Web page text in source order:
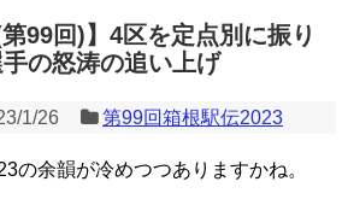
第99回)】4区を定点別に振り
の怒涛の追い上げ
1/26 第99回箱根駅伝2023
の余韻が冷めつつありますかね。